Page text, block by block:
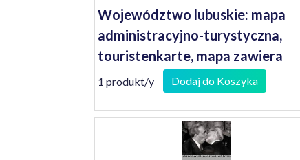
Województwo lubuskie: mapa
administracyjno-turystyczna,
touristenkarte, mapa zawiera
herby miast i gmin 1: 200 000
1 produkt/y Dodaj do Koszyka